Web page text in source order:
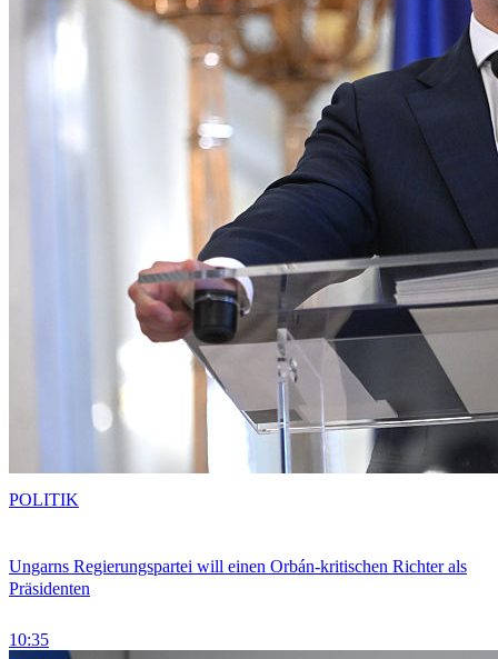
Ungarns Regierungspartei will einen Orbán-kritischen Richter als
Präsidenten
10:35
POLITIK